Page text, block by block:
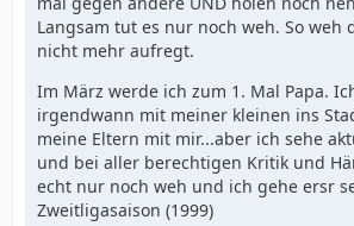
Langsam tut es nur noch weh. So weh
nicht mehr aufregt.
Im März werde ich zum 1. Mal Papa.
irgendwann mit meiner kleinen ins
meine Eltern mit mir...aber ich sehe
und bei aller berechtigen Kritik und
echt nur noch weh und ich gehe ersr
Zweitligasaison (1999)